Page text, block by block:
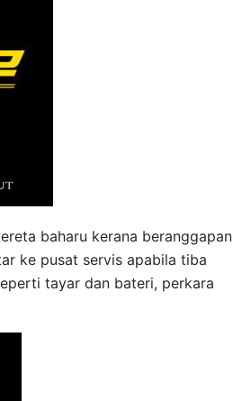
baharu kerana beranggapan
ke pusat servis apabila tiba
tayar dan bateri, perkara